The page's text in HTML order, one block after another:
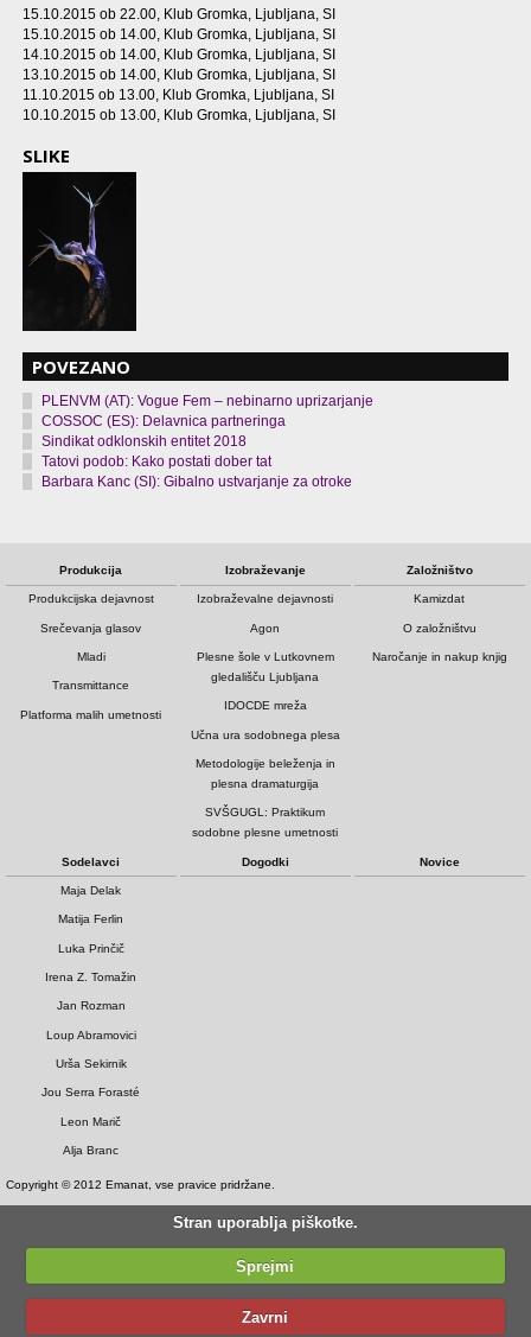
15.10.2015 ob 22.00, Klub Gromka, Ljubljana, SI
15.10.2015 ob 14.00, Klub Gromka, Ljubljana, SI
14.10.2015 ob 14.00, Klub Gromka, Ljubljana, SI
13.10.2015 ob 14.00, Klub Gromka, Ljubljana, SI
11.10.2015 ob 13.00, Klub Gromka, Ljubljana, SI
10.10.2015 ob 13.00, Klub Gromka, Ljubljana, SI
SLIKE
POVEZANO
PLENVM (AT): Vogue Fem – nebinarno uprizarjanje
COSSOC (ES): Delavnica partneringa
Sindikat odklonskih entitet 2018
Tatovi podob: Kako postati dober tat
Barbara Kanc (SI): Gibalno ustvarjanje za otroke
Produkcija
Produkcijska dejavnost
Srečevanja glasov
Mladi
Transmittance
Platforma malih umetnosti
Izobraževanje
Izobraževalne dejavnosti
Agon
Plesne šole v Lutkovnem
gledališču Ljubljana
IDOCDE mreža
Učna ura sodobnega plesa
Metodologije beleženja in
plesna dramaturgija
SVŠGUGL: Praktikum
sodobne plesne umetnosti
Založništvo
Kamizdat
O založništvu
Naročanje in nakup knjig
Sodelavci
Maja Delak
Matija Ferlin
Luka Prinčič
Irena Z. Tomažin
Jan Rozman
Loup Abramovici
Urša Sekirnik
Jou Serra Forasté
Leon Marič
Alja Branc
Dogodki Novice
Copyright © 2012 Emanat, vse pravice pridržane.
Stran uporablja piškotke.
Sprejmi
Zavrni